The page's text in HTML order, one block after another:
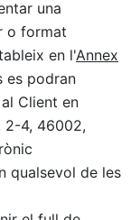
una
o format
en l'Annex
es podran
Client en
2-4, 46002,
qualsevol de les